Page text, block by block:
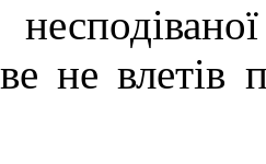
не влетів